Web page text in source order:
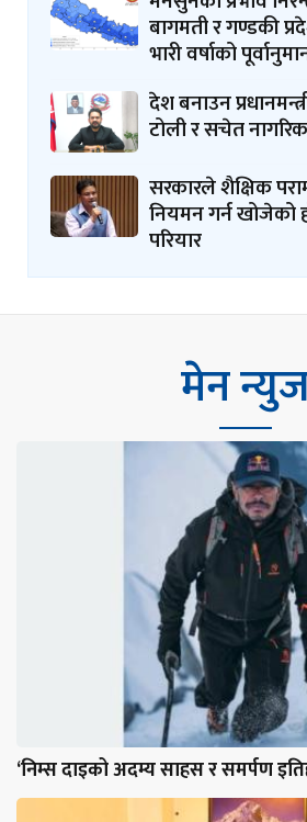
बागमती र गण्डकी
भारी वर्षाको
देश बनाउन
टोली र सचेत
सरकारले शैक्षिक
नियमन गर्न
परियार
मेन
‘निम्स दाइको अदम्य साहस र समर्पण